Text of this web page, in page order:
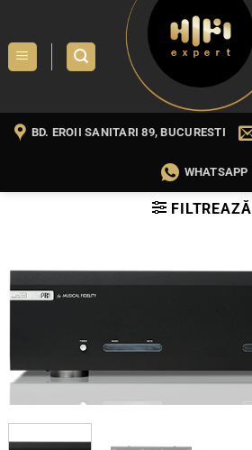
content
BD. EROII SANITARI 89, BUCURESTI
WHATSAPP
FILTREAZĂ